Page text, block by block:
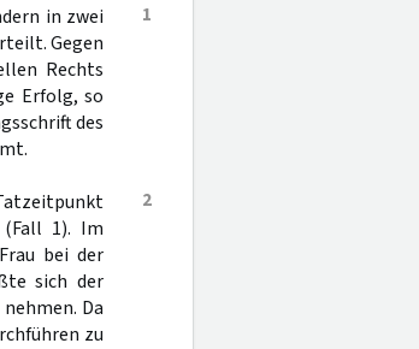
1
in zwei
Gegen
Rechts
Erfolg, so
des
2
1). Im
bei der
sich der
Da
zu